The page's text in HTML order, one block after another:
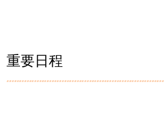
重要日程